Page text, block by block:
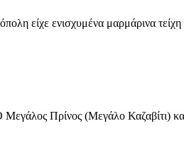
είχε ενισχυμένα μαρμάρινα
Μεγάλος Πρίνος (Μεγάλο Καζαβίτι)